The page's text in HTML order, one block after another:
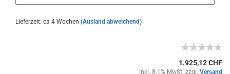
Lieferzeit: ca 4 Wochen (Ausland abweichend)
1.925,12 CHF
inkl. 8.1% MwSt. zzgl. Versand